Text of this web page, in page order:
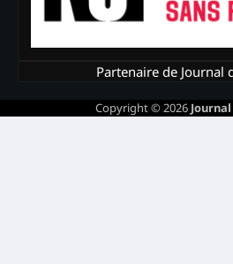
Partenaire de Journal
Copyright © 2026